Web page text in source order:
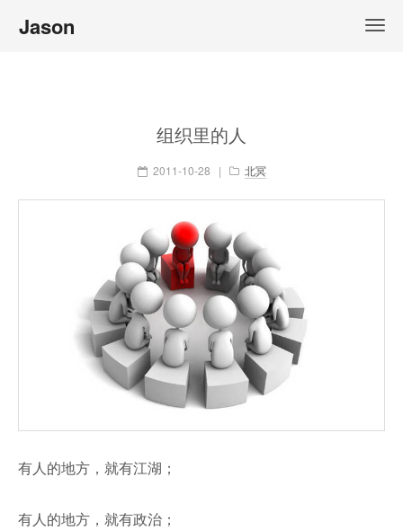
Jason
组织里的人
2011-10-28 | 北冥
有人的地方，就有江湖；
有人的地方，就有政治；